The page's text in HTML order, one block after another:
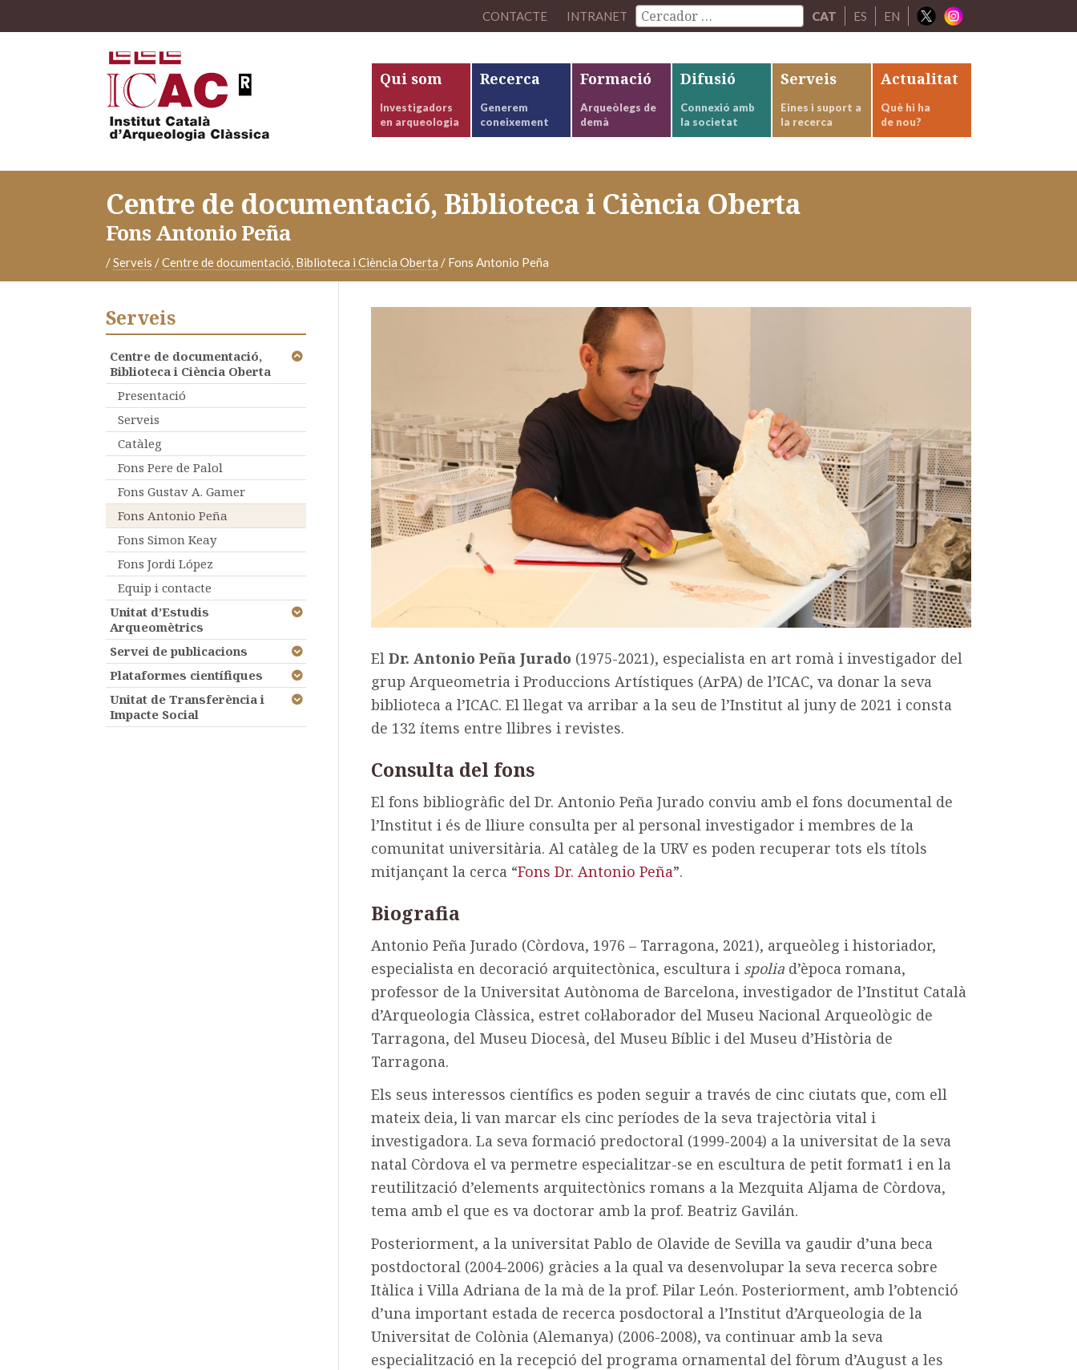
CONTACTE INTRANET CAT ES EN
Qui som
Investigadors
en arqueologia
Recerca
Generem
coneixement
Formació
Arqueòlegs de
demà
Difusió
Connexió amb
la societat
Serveis
Eines i suport a
la recerca
Actualitat
Què hi ha
de nou?
Centre de documentació, Biblioteca i Ciència Oberta
Fons Antonio Peña
/Serveis /Centre de documentació, Biblioteca i Ciència Oberta / Fons Antonio Peña
El Dr. Antonio Peña Jurado (1975-2021), especialista en art romà i investigador del
grup Arqueometria i Produccions Artístiques (ArPA) de l’ICAC, va donar la seva
biblioteca a l’ICAC. El llegat va arribar a la seu de l’Institut al juny de 2021 i consta
de 132 ítems entre llibres i revistes.
Consulta del fons
El fons bibliogràfic del Dr. Antonio Peña Jurado conviu amb el fons documental de
l’Institut i és de lliure consulta per al personal investigador i membres de la
comunitat universitària. Al catàleg de la URV es poden recuperar tots els títols
mitjançant la cerca “Fons Dr. Antonio Peña”.
Biografia
Antonio Peña Jurado (Còrdova, 1976 – Tarragona, 2021), arqueòleg i historiador,
especialista en decoració arquitectònica, escultura i spolia d’època romana,
professor de la Universitat Autònoma de Barcelona, investigador de l’Institut Català
d’Arqueologia Clàssica, estret col·laborador del Museu Nacional Arqueològic de
Tarragona, del Museu Diocesà, del Museu Bíblic i del Museu d’Història de
Tarragona.
Els seus interessos científics es poden seguir a través de cinc ciutats que, com ell
mateix deia, li van marcar els cinc períodes de la seva trajectòria vital i
investigadora. La seva formació predoctoral (1999-2004) a la universitat de la seva
natal Còrdova el va permetre especialitzar-se en escultura de petit format1 i en la
reutilització d’elements arquitectònics romans a la Mezquita Aljama de Còrdova,
tema amb el que es va doctorar amb la prof. Beatriz Gavilán.
Posteriorment, a la universitat Pablo de Olavide de Sevilla va gaudir d’una beca
postdoctoral (2004-2006) gràcies a la qual va desenvolupar la seva recerca sobre
Itàlica i Villa Adriana de la mà de la prof. Pilar León. Posteriorment, amb l’obtenció
d’una important estada de recerca posdoctoral a l’Institut d’Arqueologia de la
Universitat de Colònia (Alemanya) (2006-2008), va continuar amb la seva
especialització en la recepció del programa ornamental del fòrum d’August a les
Serveis
Centre de documentació,
Biblioteca i Ciència Oberta
Presentació
Serveis
Catàleg
Fons Pere de Palol
Fons Gustav A. Gamer
Fons Antonio Peña
Fons Simon Keay
Fons Jordi López
Equip i contacte
Unitat d’Estudis
Arqueomètrics
Servei de publicacions
Plataformes científiques
Unitat de Transferència i
Impacte Social